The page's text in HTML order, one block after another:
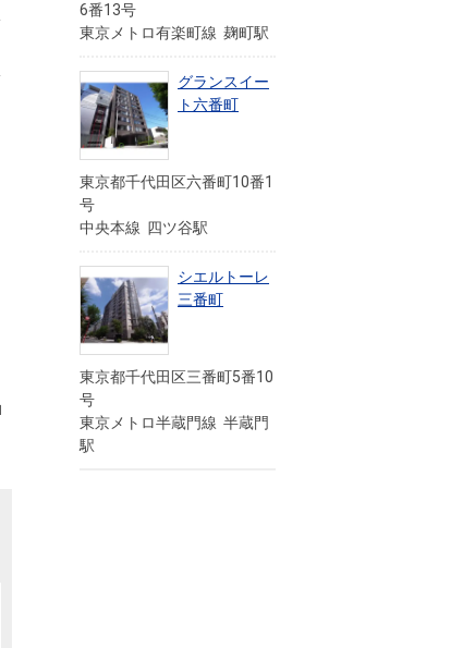
6番13号
東京メトロ有楽町線 麹町駅
グランスイー
ト六番町
東京都千代田区六番町10番1
号
中央本線 四ツ谷駅
シエルトーレ
三番町
東京都千代田区三番町5番10
号
東京メトロ半蔵門線 半蔵門
駅